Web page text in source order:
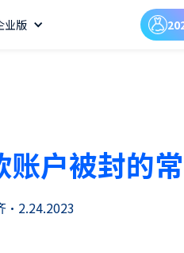
业版
户被封的常
• 2.24.2023